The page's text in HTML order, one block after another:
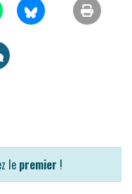
le premier !